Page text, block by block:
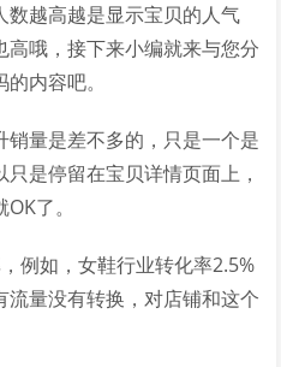
数越高越是显示宝贝的人气
哦，接下来小编就来与您分
内容吧。
量是差不多的，只是一个是
是停留在宝贝详情页面上，
了。
例如，女鞋行业转化率2.5%
量没有转换，对店铺和这个